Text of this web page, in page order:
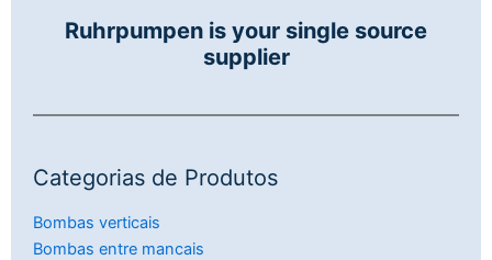
Ruhrpumpen is your single source
supplier
Categorias de Produtos
Bombas verticais
Bombas entre mancais